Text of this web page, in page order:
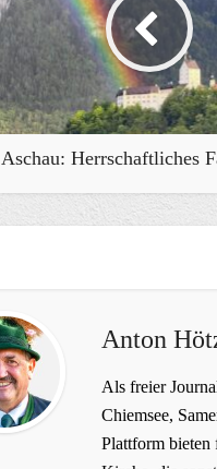
Aschau: Herrschaftliches
Anton
Als freier
Chiemsee,
Plattform bieten